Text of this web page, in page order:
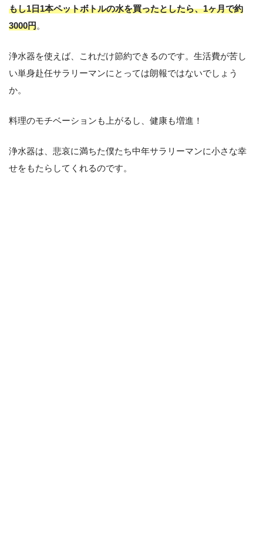
もし1日1本ペットボトルの水を買ったとしたら、1ヶ月で約
3000円。
浄水器を使えば、これだけ節約できるのです。生活費が苦し
い単身赴任サラリーマンにとっては朗報ではないでしょう
か。
料理のモチベーションも上がるし、健康も増進！
浄水器は、悲哀に満ちた僕たち中年サラリーマンに小さな幸
せをもたらしてくれるのです。